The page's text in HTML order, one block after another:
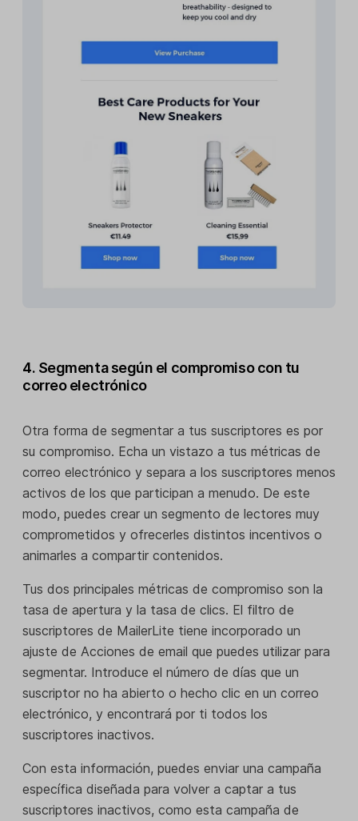
4. Segmenta según el compromiso con tu
correo electrónico
Otra forma de segmentar a tus suscriptores es por
su compromiso. Echa un vistazo a tus métricas de
correo electrónico y separa a los suscriptores menos
activos de los que participan a menudo. De este
modo, puedes crear un segmento de lectores muy
comprometidos y ofrecerles distintos incentivos o
animarles a compartir contenidos.
Tus dos principales métricas de compromiso son la
tasa de apertura y la tasa de clics. El filtro de
suscriptores de MailerLite tiene incorporado un
ajuste de Acciones de email que puedes utilizar para
segmentar. Introduce el número de días que un
suscriptor no ha abierto o hecho clic en un correo
electrónico, y encontrará por ti todos los
suscriptores inactivos.
Con esta información, puedes enviar una campaña
específica diseñada para volver a captar a tus
suscriptores inactivos, como esta campaña de